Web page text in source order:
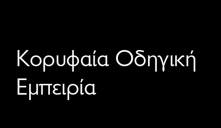
Κορυφαία Οδηγική
Εμπειρία